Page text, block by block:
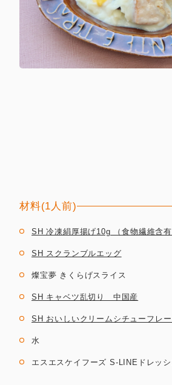
材料(1人前)
SH 冷凍絹厚揚げ10g （食物繊維含有
SH スクランブルエッグ
燦宝夢 きくらげスライス
SH キャベツ乱切り 中国産
SH おいしいクリームシチューフレー
水
エスエスケイフーズ S‐LINEドレッ